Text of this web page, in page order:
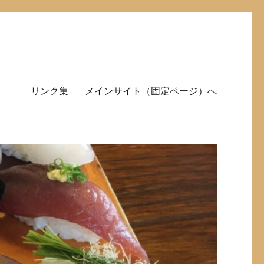
リンク集 メインサイト（固定ページ）へ